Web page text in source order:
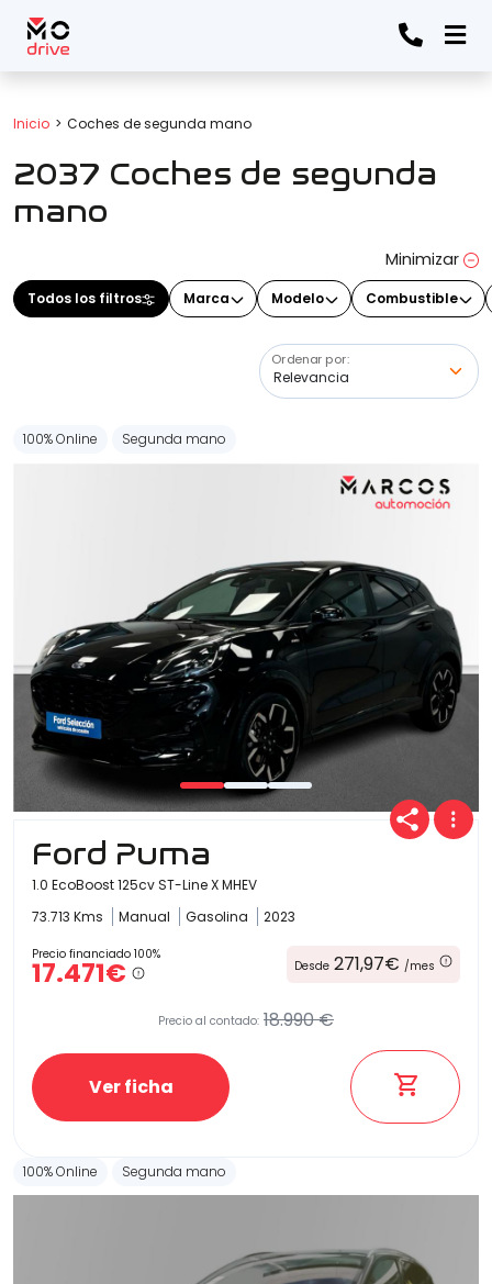
Inicio Coches de segunda mano
2037 Coches de segunda
mano
Minimizar
Todos los filtros Marca Modelo Combustible
Ordenar por:
Todos los filtros
Marca
Modelo
(Elige uno o varios modelos)
Cuota
Año
Kilómetros
Combustible
(Elige una o varias opciones)
Etiqueta medioambiental
Potencia
100% Online Segunda mano
Ford Puma
1.0 EcoBoost 125cv ST-Line X MHEV
73.713 Kms
Manual Gasolina 2023
Precio financiado 100%
17.471€ Desde 271,97€ /mes
Precio al contado: 18.990 €
Ver ficha
100% Online Segunda mano